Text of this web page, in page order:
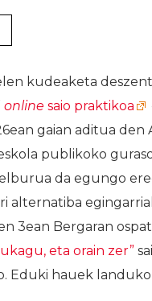
kudeaketa
online saio praktikoa
gaian aditua den
publikoko
da egungo
alternatiba
3ean Bergaran
eta orain zer”
Eduki hauek